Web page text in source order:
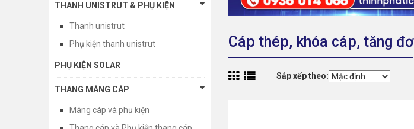
Cáp thép, khóa cáp, tăng đơ
Sắp xếp theo:
THANH UNISTRUT & PHỤ KIỆN
Thanh unistrut
Phụ kiện thanh unistrut
PHỤ KIỆN SOLAR
THANG MÁNG CÁP
Máng cáp và phụ kiện